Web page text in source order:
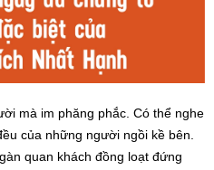
mà im phăng phắc. Có thể nghe
của những người ngồi kề bên.
quan khách đồng loạt đứng